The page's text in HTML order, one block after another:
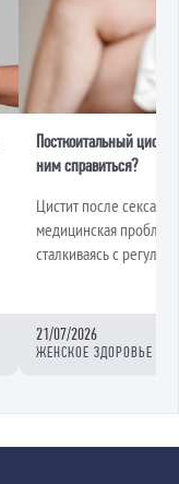
Посткоитальный
ним справиться?
Цистит после секса –
медицинская
сталкиваясь с
21/07/2026
ЖЕНСКОЕ ЗДОРОВЬЕ